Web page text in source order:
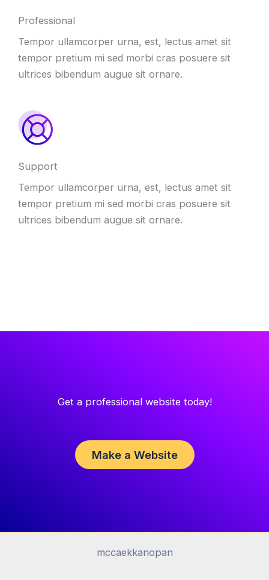
Professional
Tempor ullamcorper urna, est, lectus amet sit
tempor pretium mi sed morbi cras posuere sit
ultrices bibendum augue sit ornare.
Support
Tempor ullamcorper urna, est, lectus amet sit
tempor pretium mi sed morbi cras posuere sit
ultrices bibendum augue sit ornare.
Get a professional website today!
Make a Website
mccaekkanopan